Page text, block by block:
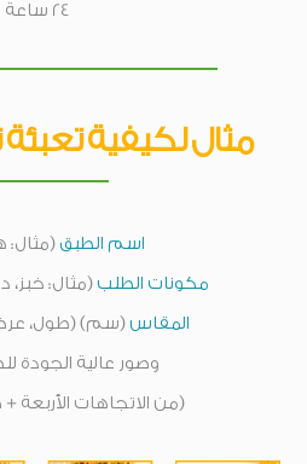
24 ساعة
مثال لكيفية
اسم الطبق(مثال:
مكونات الطلب(مثال: خبز،
المقاس(سم) (طول،
وصور عالية الجودة
(من الاتجاهات الأربعة